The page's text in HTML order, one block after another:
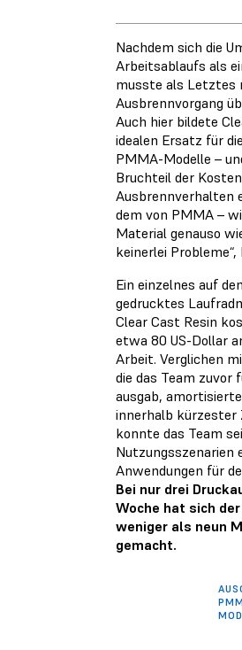
Nachdem sich die
Arbeitsablaufs als
musste als Letztes
Ausbrennvorgang
Auch hier bildete
idealen Ersatz für
PMMA-Modelle –
Bruchteil der
Ausbrennverhalten
dem von PMMA –
Material genauso
keinerlei
Ein einzelnes auf
gedrucktes
Clear Cast Resin
etwa 80 US-Dollar
Arbeit. Verglichen
die das Team zuvor
ausgab,
innerhalb kürzester
konnte das Team
Nutzungsszenarien
Anwendungen für
Bei nur drei
Woche hat sich
weniger als neun
gemacht.